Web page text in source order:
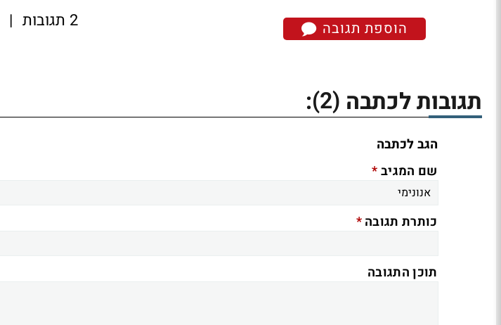
הוספת תגובה 2 תגובות |
תגובות לכתבה (2)
:
הגב לכתבה
שם המגיב*
כותרת תגובה*
תוכן התגובה